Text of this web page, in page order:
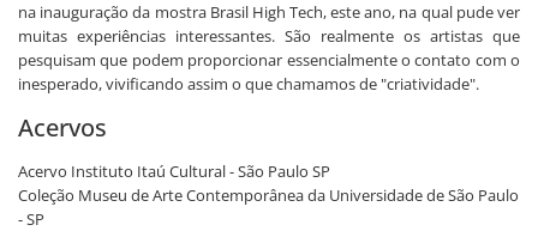
na inauguração da mostra Brasil High Tech, este ano, na qual pude ver
muitas experiências interessantes. São realmente os artistas que
pesquisam que podem proporcionar essencialmente o contato com o
inesperado, vivificando assim o que chamamos de "criatividade".
Acervos
Acervo Instituto Itaú Cultural - São Paulo SP
Coleção Museu de Arte Contemporânea da Universidade de São Paulo
- SP